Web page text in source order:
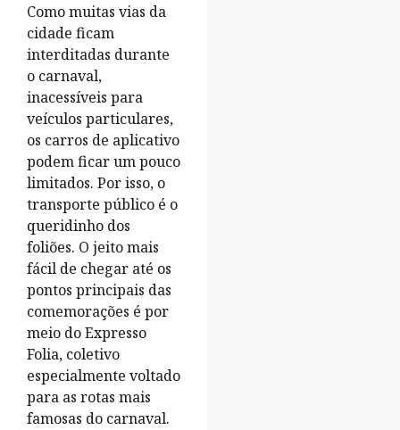
Como muitas vias da
cidade ficam
interditadas durante
o carnaval,
inacessíveis para
veículos particulares,
os carros de aplicativo
podem ficar um pouco
limitados. Por isso, o
transporte público é o
queridinho dos
foliões. O jeito mais
fácil de chegar até os
pontos principais das
comemorações é por
meio do Expresso
Folia, coletivo
especialmente voltado
para as rotas mais
famosas do carnaval.